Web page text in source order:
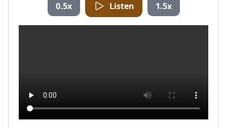
0.5x Listen 1.5x